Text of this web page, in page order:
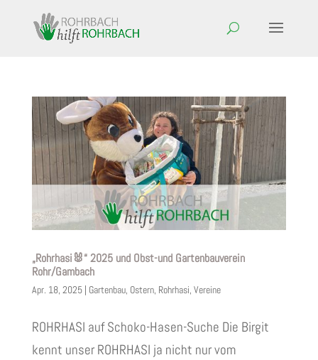
„Rohrhasi🐰“ 2025 und Obst-und Gartenbauverein
Rohr/Gambach
Apr. 18, 2025| Gartenbau, Ostern, Rohrhasi, Vereine
ROHRHASI auf Schoko-Hasen-Suche Die Birgit
kennt unser ROHRHASI ja nicht nur vom